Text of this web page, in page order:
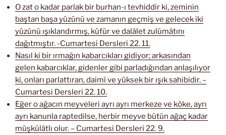
O zat o kadar parlak bir burhan-ı tevhiddir ki, zeminin
baştan başa yüzünü ve zamanın geçmiş ve gelecek iki
yüzünü ışıklandırmış, küfür ve dalâlet zulümâtını
dağıtmıştır. -Cumartesi Dersleri 22. 11.
Nasıl ki bir ırmağın kabarcıkları gidiyor; arkasından
gelen kabarcıklar, gidenler gibi parladığından anlaşılıyor
ki, onları parlattıran, daimî ve yüksek bir ışık sahibidir. –
Cumartesi Dersleri 22. 10.
Eğer o ağacın meyveleri ayrı ayrı merkeze ve köke, ayrı
ayrı kanunla raptedilse, herbir meyve bütün ağaç kadar
müşkülâtlı olur. – Cumartesi Dersleri 22. 9.